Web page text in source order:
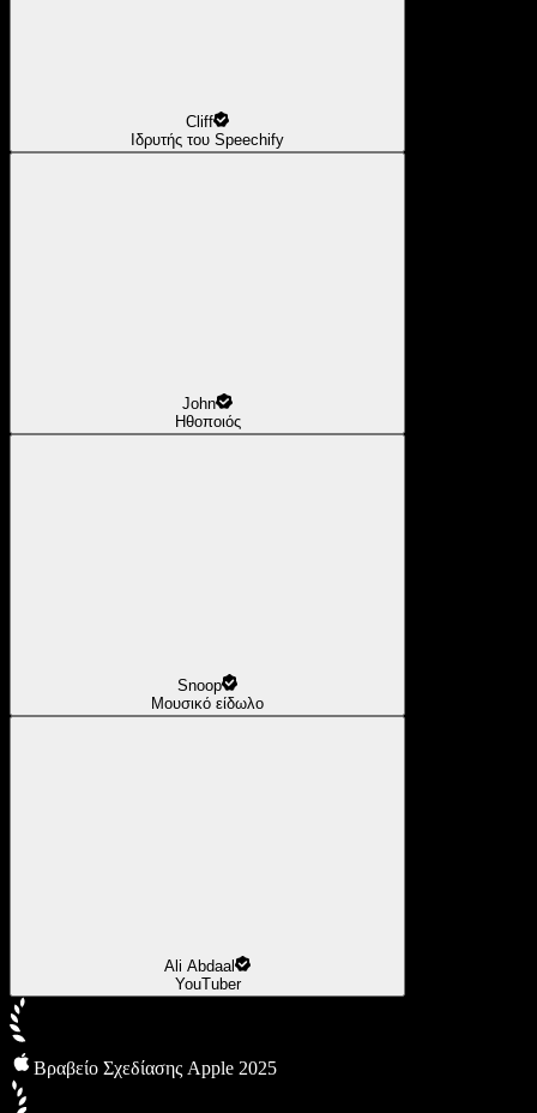
Cliff
Ιδρυτής του Speechify
John
Ηθοποιός
Snoop
Μουσικό είδωλο
Ali Abdaal
YouTuber
Βραβείο Σχεδίασης Apple 2025